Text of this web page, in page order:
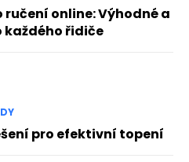
online: Výhodné a
každého řidiče
pro efektivní topení